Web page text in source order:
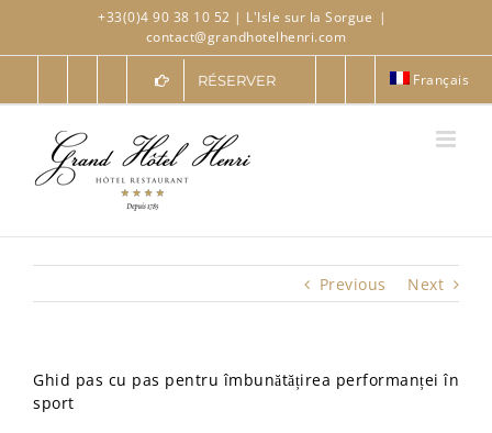
content
+33(0)4 90 38 10 52 | L'Isle sur la Sorgue |
contact@grandhotelhenri.com
RÉSERVER Français
Previous Next
Ghid pas cu pas pentru îmbunătățirea performanței în
sport